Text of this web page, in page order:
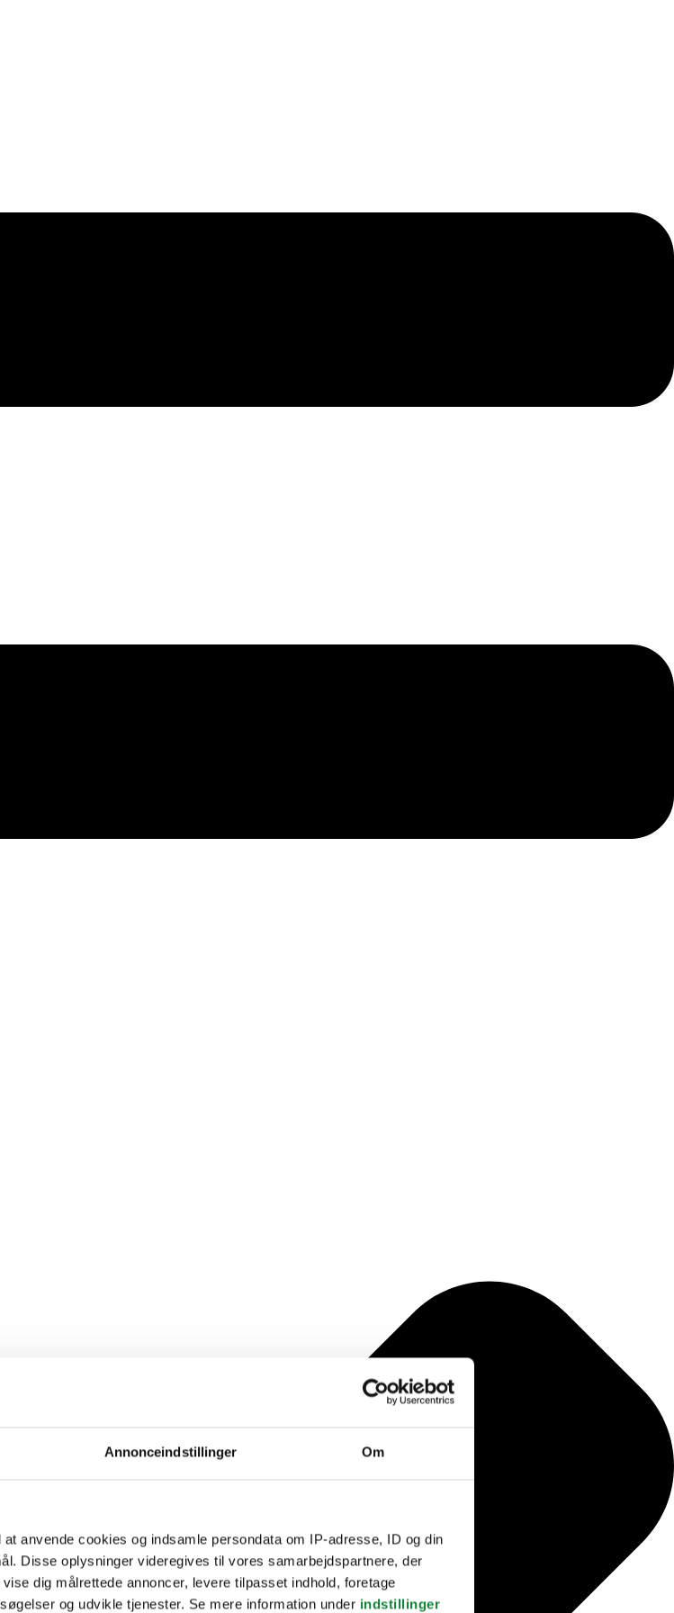
Annonceindstillinger Om
anvende cookies og indsamle persondata om IP-adresse, ID og din
Disse oplysninger videregives til vores samarbejdspartnere, der
dig målrettede annoncer, levere tilpasset indhold, foretage
og udvikle tjenester. Se mere information under indstillinger